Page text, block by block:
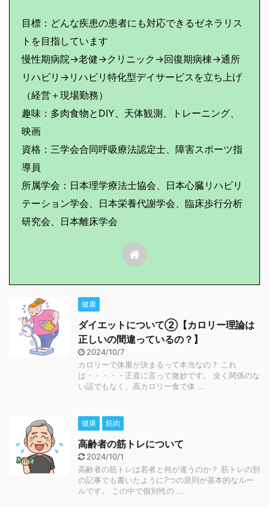
目標：どんな疾患の患者にも対応できるゼネラリス
トを目指しています
慢性期病院→老健→クリニック→回復期病棟→通所
リハビリ→リハビリ特化型デイサービスを立ち上げ
（経営＋現場勤務）
趣味：多肉食物とDIY、天体観測、トレーニング、
映画
資格：三学会合同呼吸療法認定士、障害スポーツ指
導員
所属学会：日本理学療法士協会、日本心臓リハビリ
テーション学会、日本栄養代謝学会、臨床歩行分析
研究会、日本離床学会
健康
ダイエットについて②【カロリー理論は
正しいの間違っているの？】
2024/10/7
カロリーで体重が決まるって本当なの？ これ
は・・・・・正直に言って微妙です。 全く関係のな
い話でもなく、高カロリー食で体 ...
健康 筋肉
高齢者の筋トレについて
2024/10/1
高齢者の筋トレは若者と何が違うのか？ 筋トレの別
の記事でも書いたように7つの原則が基本的なルー
ルです。 この中で個別性の ...